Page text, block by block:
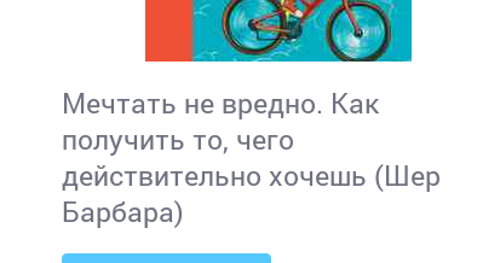
Мечтать не вредно. Как
получить то, чего
действительно хочешь (Шер
Барбара)